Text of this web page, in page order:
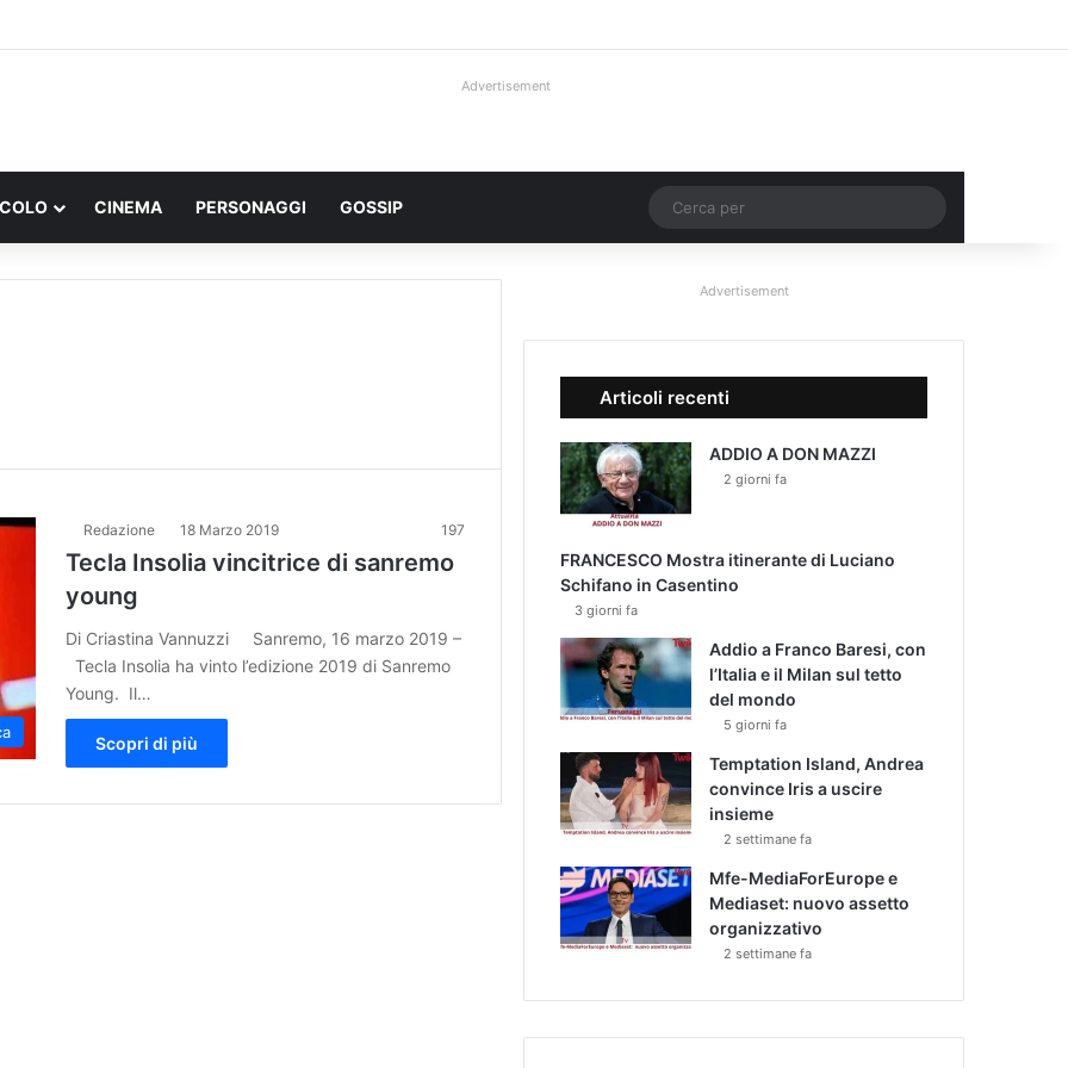
Advertisement
CINEMA PERSONAGGI GOSSIP Un articolo a caso
per
Redazione 18 Marzo 2019 197
Tecla Insolia vincitrice di sanremo
young
Di Criastina Vannuzzi Sanremo, 16 marzo 2019 –
Tecla Insolia ha vinto l’edizione 2019 di Sanremo
Young. Il…
Scopri di più
Advertisement
Articoli recenti
ADDIO A DON MAZZI
2 giorni fa
FRANCESCO Mostra itinerante di Luciano
Schifano in Casentino
3 giorni fa
Addio a Franco Baresi, con
l’Italia e il Milan sul tetto
del mondo
5 giorni fa
Temptation Island, Andrea
convince Iris a uscire
insieme
2 settimane fa
Mfe-MediaForEurope e
Mediaset: nuovo assetto
organizzativo
2 settimane fa